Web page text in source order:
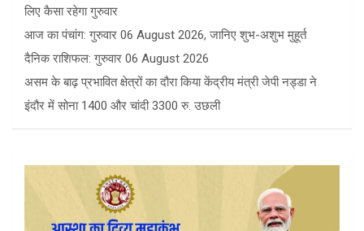
लिए कैसा रहेगा गुरुवार
आज का पंचांग: गुरुवार 06 August 2026, जानिए शुभ-अशुभ मुहूर्त
दैनिक राशिफल: गुरुवार 06 August 2026
असम के बाढ़ प्रभावित क्षेत्रों का दौरा किया केंद्रीय मंत्री जेपी नड्डा ने
इंदौर में सोना 1400 और चांदी 3300 रु. उछली